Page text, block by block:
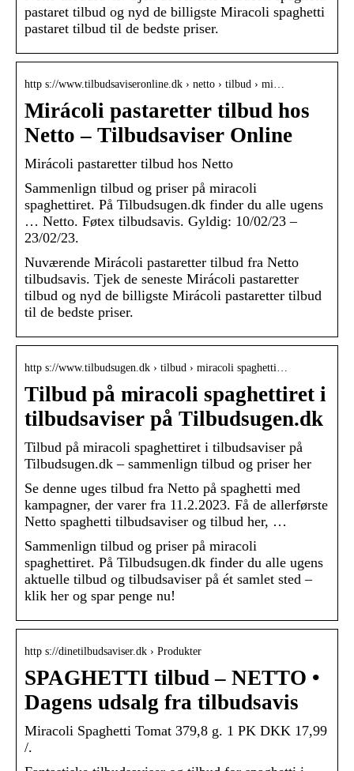
pastaret tilbud og nyd de billigste Miracoli spaghetti
pastaret tilbud til de bedste priser.
http s://www.tilbudsaviseronline.dk › netto › tilbud › mi…
Mirácoli pastaretter tilbud hos
Netto – Tilbudsaviser Online
Mirácoli pastaretter tilbud hos Netto
Sammenlign tilbud og priser på miracoli
spaghettiret. På Tilbudsugen.dk finder du alle ugens
… Netto. Føtex tilbudsavis. Gyldig: 10/02/23 –
23/02/23.
Nuværende Mirácoli pastaretter tilbud fra Netto
tilbudsavis. Tjek de seneste Mirácoli pastaretter
tilbud og nyd de billigste Mirácoli pastaretter tilbud
til de bedste priser.
http s://www.tilbudsugen.dk › tilbud › miracoli spaghetti…
Tilbud på miracoli spaghettiret i
tilbudsaviser på Tilbudsugen.dk
Tilbud på miracoli spaghettiret i tilbudsaviser på
Tilbudsugen.dk – sammenlign tilbud og priser her
Se denne uges tilbud fra Netto på spaghetti med
kampagner, der varer fra 11.2.2023. Få de allerførste
Netto spaghetti tilbudsaviser og tilbud her, …
Sammenlign tilbud og priser på miracoli
spaghettiret. På Tilbudsugen.dk finder du alle ugens
aktuelle tilbud og tilbudsaviser på ét samlet sted –
klik her og spar penge nu!
http s://dinetilbudsaviser.dk › Produkter
SPAGHETTI tilbud – NETTO •
Dagens udsalg fra tilbudsavis
Miracoli Spaghetti Tomat 379,8 g. 1 PK DKK 17,99
/.